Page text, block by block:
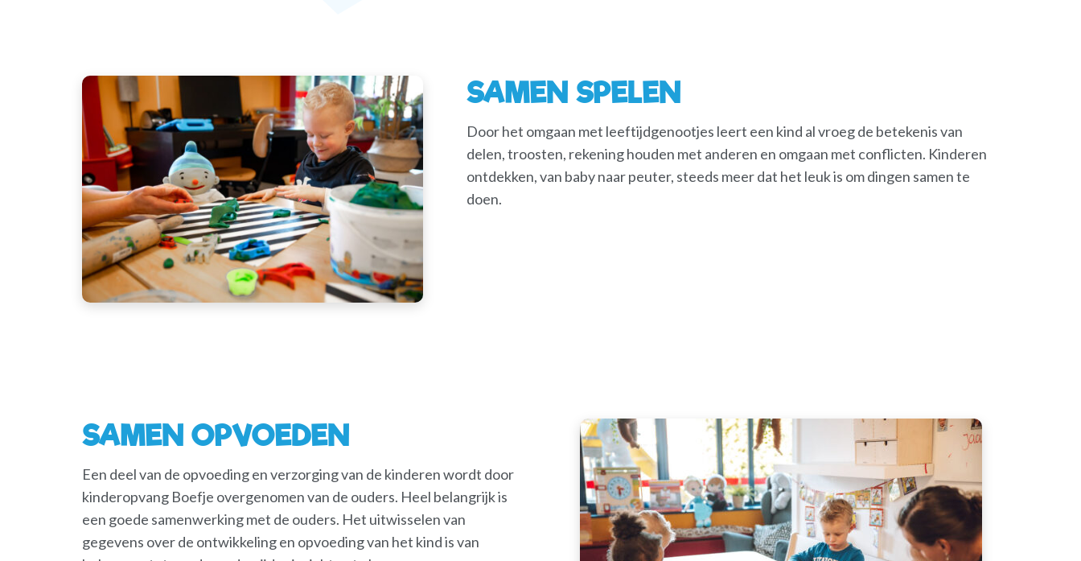
SAMEN SPELEN
Door het omgaan met leeftijdgenootjes leert een kind al vroeg de betekenis van
delen, troosten, rekening houden met anderen en omgaan met conflicten. Kinderen
ontdekken, van baby naar peuter, steeds meer dat het leuk is om dingen samen te
doen.
SAMEN OPVOEDEN
Een deel van de opvoeding en verzorging van de kinderen wordt door
kinderopvang Boefje overgenomen van de ouders. Heel belangrijk is
een goede samenwerking met de ouders. Het uitwisselen van
gegevens over de ontwikkeling en opvoeding van het kind is van